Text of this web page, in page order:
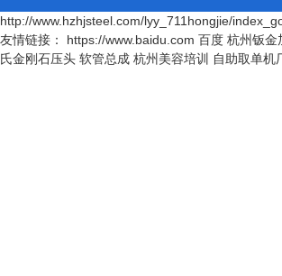
http://www.hzhjsteel.com/lyy_711hongjie/
友情链接： https://www.baidu.com 百度 杭州钣金
氏金刚石压头 软管总成 杭州美容培训 自助取单机